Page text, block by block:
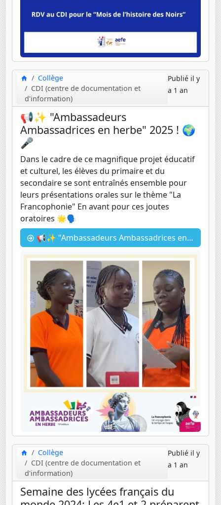
Collège
CDI (centre de documentation et
d'information)
Publié il y
a 1 an
📢✨ "Ambassadeurs
Ambassadrices en herbe" 2025 ! 🌍
🎤
Dans le cadre de ce magnifique projet éducatif
et culturel, les élèves du primaire et du
secondaire se sont entraînés ensemble pour
leurs présentations orales sur le thème "La
Francophonie" En avant pour ces joutes
oratoires 🌟🗣
📢✨ "Ambassadeurs Ambassadrices en herbe" 2025 ! 🌍🎤
Collège
CDI (centre de documentation et
d'information)
Publié il y
a 1 an
Semaine des lycées français du